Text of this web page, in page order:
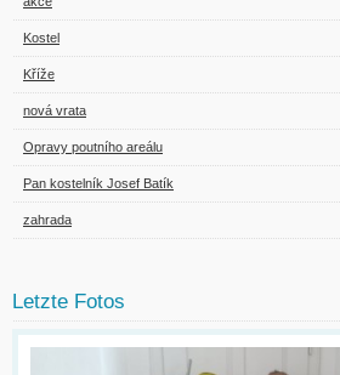
Kostel
Kříže
nová vrata
Opravy poutního areálu
Pan kostelník Josef Batík
zahrada
Letzte Fotos